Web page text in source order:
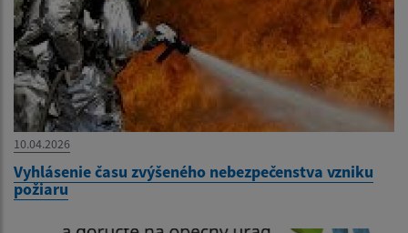
10.04.2026
Vyhlásenie času zvýšeného nebezpečenstva vzniku
požiaru